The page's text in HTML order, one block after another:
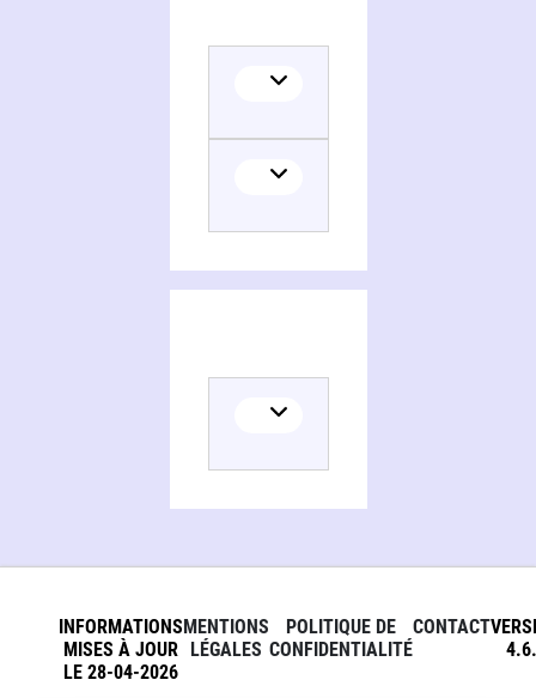
INFORMATIONS
MISES À JOUR
LE 28-04-2026
MENTIONS
LÉGALES
POLITIQUE DE
CONFIDENTIALITÉ
CONTACT